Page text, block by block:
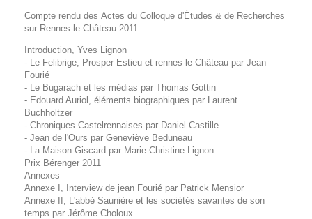
Compte rendu des Actes du Colloque d'Études & de Recherches
sur Rennes-le-Château 2011
Introduction, Yves Lignon
- Le Felibrige, Prosper Estieu et rennes-le-Château par Jean
Fourié
- Le Bugarach et les médias par Thomas Gottin
- Edouard Auriol, éléments biographiques par Laurent
Buchholtzer
- Chroniques Castelrennaises par Daniel Castille
- Jean de l'Ours par Geneviève Beduneau
- La Maison Giscard par Marie-Christine Lignon
Prix Bérenger 2011
Annexes
Annexe I, Interview de jean Fourié par Patrick Mensior
Annexe II, L'abbé Saunière et les sociétés savantes de son
temps par Jérôme Choloux